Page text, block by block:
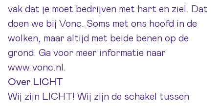
vak dat je moet bedrijven met hart en ziel. Dat
doen we bij Vonc. Soms met ons hoofd in de
wolken, maar altijd met beide benen op de
grond. Ga voor meer informatie naar
www.vonc.nl .
Over LICHT
Wij zijn LICHT! Wij zijn de schakel tussen